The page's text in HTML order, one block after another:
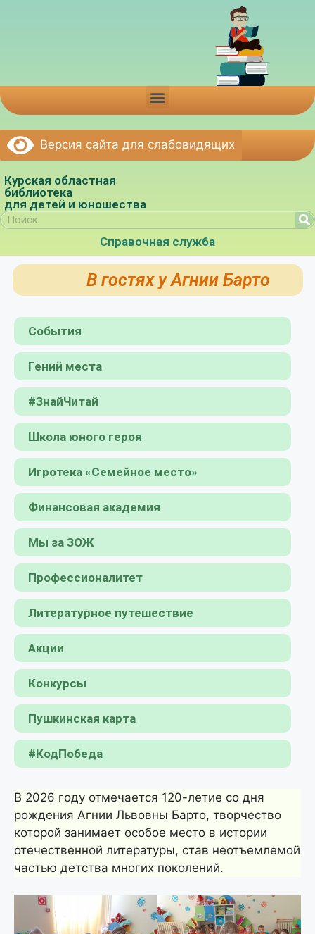
Версия сайта для слабовидящих
Курская областная
библиотека
для детей и юношества
Справочная служба
В гостях у Агнии Барто
События
Гений места
#ЗнайЧитай
Школа юного героя
Игротека «Семейное место»
Финансовая академия
Мы за ЗОЖ
Профессионалитет
Литературное путешествие
Акции
Конкурсы
Пушкинская карта
#КодПобеда
В 2026 году отмечается 120-летие со дня
рождения Агнии Львовны Барто, творчество
которой занимает особое место в истории
отечественной литературы, став неотъемлемой
частью детства многих поколений.